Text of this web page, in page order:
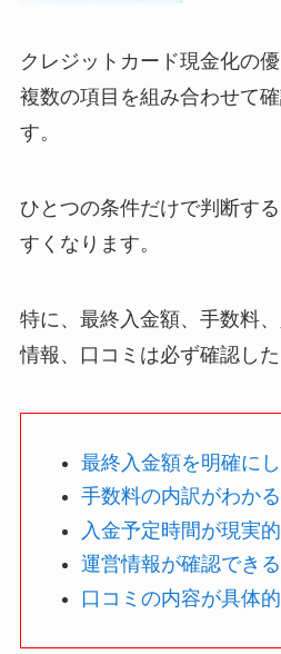
クレジットカード現金化の
複数の項目を組み合わせて
す。
ひとつの条件だけで判断す
すくなります。
特に、最終入金額、手数料
情報、口コミは必ず確認した
最終入金額を明確に
手数料の内訳がわか
入金予定時間が現実
運営情報が確認でき
口コミの内容が具体